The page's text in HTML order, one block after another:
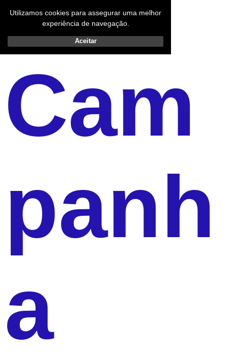
Utilizamos cookies para assegurar uma melhor
experiência de navegação.
Aceitar
Cam
panh
a